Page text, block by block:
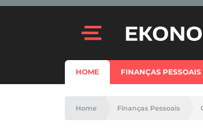
HOME FINANÇAS PESSOAIS
Home Finanças Pessoais